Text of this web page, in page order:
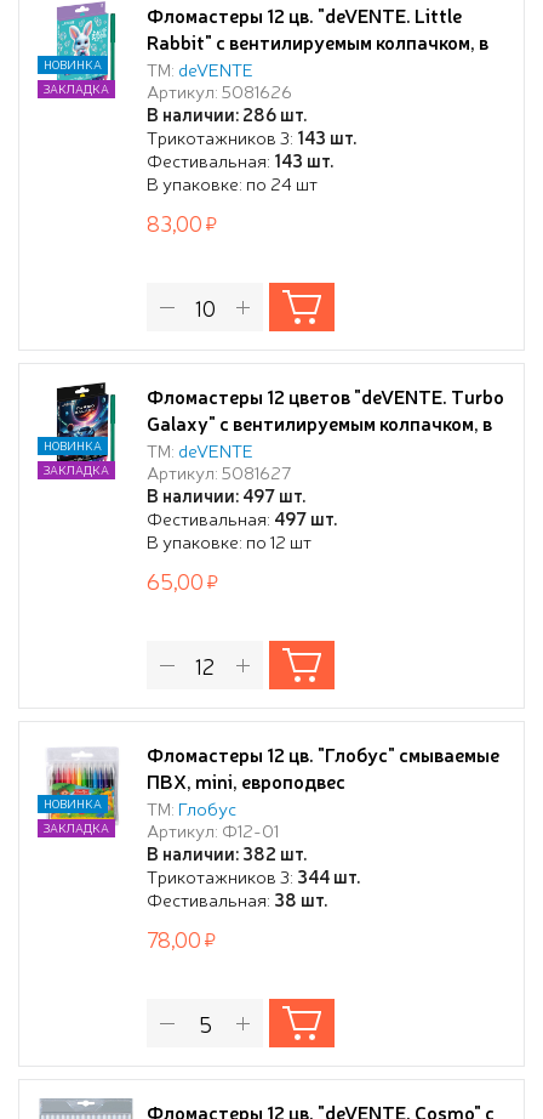
Фломастеры 12 цв. "deVENTE. Little
Rabbit" с вентилируемым колпачком, в
картонной коробке с подвесом
ТМ: deVENTE
Артикул: 5081626
В наличии: 286 шт.
Трикотажников 3: 143 шт.
Фестивальная: 143 шт.
В упаковке: по 24 шт
НОВИНКА
ЗАКЛАДКА
83,00
Фломастеры 12 цветов "deVENTE. Turbo
Galaxy" с вентилируемым колпачком, в
картонной коробке с подвесом
ТМ: deVENTE
Артикул: 5081627
В наличии: 497 шт.
Фестивальная: 497 шт.
В упаковке: по 12 шт
НОВИНКА
ЗАКЛАДКА
65,00
Фломастеры 12 цв. "Глобус" смываемые
ПВХ, mini, европодвес
ТМ: Глобус
Артикул: Ф12-01
В наличии: 382 шт.
Трикотажников 3: 344 шт.
Фестивальная: 38 шт.
НОВИНКА
ЗАКЛАДКА
78,00
Фломастеры 12 цв. "deVENTE. Cosmo" с